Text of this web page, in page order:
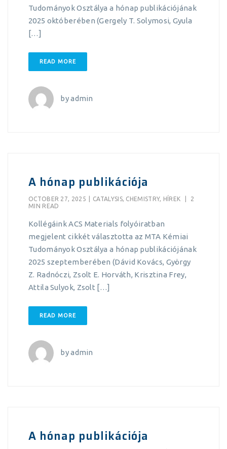
Tudományok Osztálya a hónap publikációjának
2025 októberében (Gergely T. Solymosi, Gyula
[…]
READ MORE
byadmin
A hónap publikációja
OCTOBER 27, 2025 CATALYSIS, CHEMISTRY, HÍREK
2
MIN READ
Kollégáink ACS Materials folyóiratban
megjelent cikkét választotta az MTA Kémiai
Tudományok Osztálya a hónap publikációjának
2025 szeptemberében (Dávid Kovács, György
Z. Radnóczi, Zsolt E. Horváth, Krisztina Frey,
Attila Sulyok, Zsolt […]
READ MORE
byadmin
A hónap publikációja